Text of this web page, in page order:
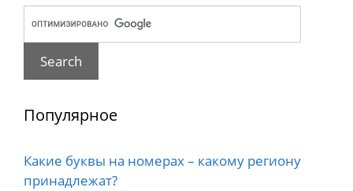
Популярное
Какие буквы на номерах – какому региону
принадлежат?